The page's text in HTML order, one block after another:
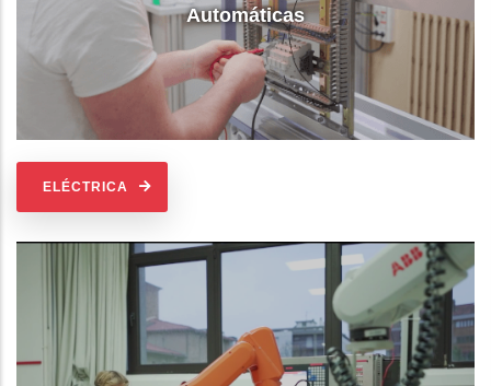
Automáticas
ELÉCTRICA